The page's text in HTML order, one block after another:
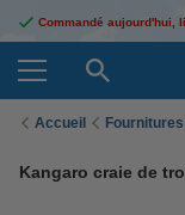
Commandé aujourd'hui,
Accueil
Kangaro craie de